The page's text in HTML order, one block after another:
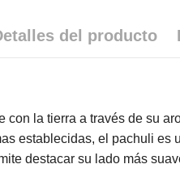
del producto
la tierra a través de su
establecidas, el pachuli
destacar su lado más